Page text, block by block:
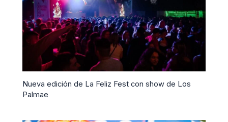
Nueva edición de La Feliz Fest con show de Los
Palmae